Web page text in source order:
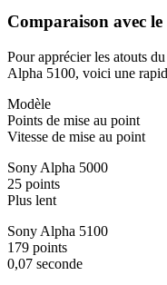
Comparaison avec le
Pour apprécier les atouts
Alpha 5100, voici une
Modèle
Points de mise au point
Vitesse de mise au point
Sony Alpha 5000
25 points
Plus lent
Sony Alpha 5100
179 points
0,07 seconde